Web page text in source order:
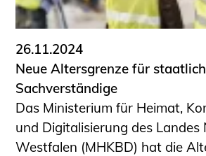
26.11.2024
Neue Altersgrenze für
Sachverständige
Das Ministerium für Heimat,
und Digitalisierung des Landes
Westfalen (MHKBD) hat die